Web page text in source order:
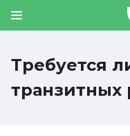
Требуется
транзитных